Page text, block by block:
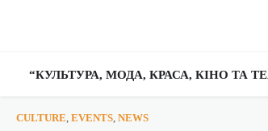
“КУЛЬТУРА, МОДА, КРАСА, КІНО ТА
CULTURE, EVENTS, NEWS